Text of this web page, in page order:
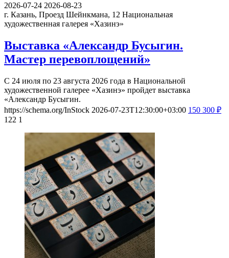
2026-07-24 2026-08-23
г. Казань, Проезд Шейнкмана, 12 Национальная
художественная галерея «Хазинэ»
Выставка «Александр Бусыгин.
Мастер перевоплощений»
С 24 июля по 23 августа 2026 года в Национальной
художественной галерее «Хазинэ» пройдет выставка
«Александр Бусыгин.
https://schema.org/InStock 2026-07-23T12:30:00+03:00 150 300 ₽
122 1